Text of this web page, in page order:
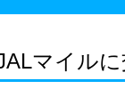
マイルに